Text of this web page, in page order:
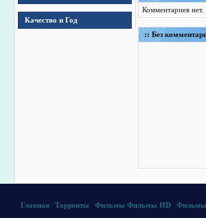
Качество и Год
Комментариев нет.
:: Без
Главная| Торренты Фильмы Фильмы HD|